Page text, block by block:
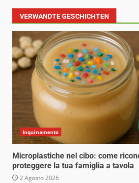
VERWANDTE GESCHICHTEN
Inquinamento
Microplastiche nel cibo: come
proteggere la tua famiglia a tavola
2 Agosto 2026